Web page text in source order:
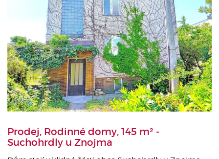
Prodej, Rodinné domy, 145 m² -
Suchohrdly u Znojma